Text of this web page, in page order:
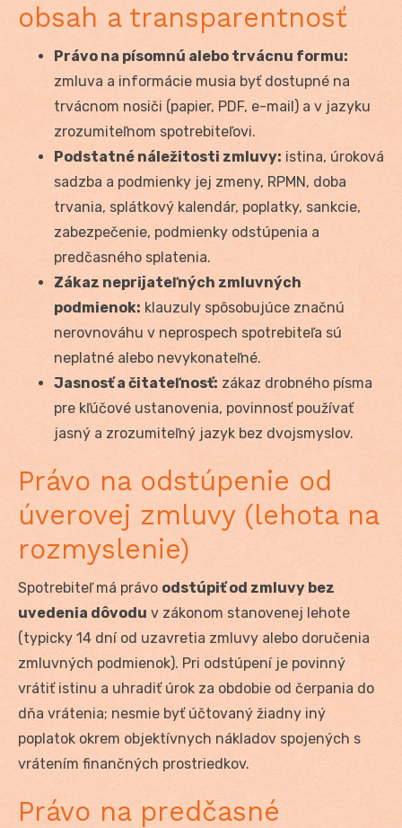
obsah a transparentnosť
Právo na písomnú alebo trvácnu formu:
zmluva a informácie musia byť dostupné na
trvácnom nosiči (papier, PDF, e-mail) a v jazyku
zrozumiteľnom spotrebiteľovi.
Podstatné náležitosti zmluvy: istina, úroková
sadzba a podmienky jej zmeny, RPMN, doba
trvania, splátkový kalendár, poplatky, sankcie,
zabezpečenie, podmienky odstúpenia a
predčasného splatenia.
Zákaz neprijateľných zmluvných
podmienok: klauzuly spôsobujúce značnú
nerovnováhu v neprospech spotrebiteľa sú
neplatné alebo nevykonateľné.
Jasnosť a čitateľnosť: zákaz drobného písma
pre kľúčové ustanovenia, povinnosť používať
jasný a zrozumiteľný jazyk bez dvojsmyslov.
Právo na odstúpenie od
úverovej zmluvy (lehota na
rozmyslenie)
Spotrebiteľ má právo odstúpiť od zmluvy bez
uvedenia dôvodu v zákonom stanovenej lehote
(typicky 14 dní od uzavretia zmluvy alebo doručenia
zmluvných podmienok). Pri odstúpení je povinný
vrátiť istinu a uhradiť úrok za obdobie od čerpania do
dňa vrátenia; nesmie byť účtovaný žiadny iný
poplatok okrem objektívnych nákladov spojených s
vrátením finančných prostriedkov.
Právo na predčasné